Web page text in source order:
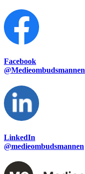
Facebook
@Medieombudsmannen
LinkedIn
@medieombudsmannen